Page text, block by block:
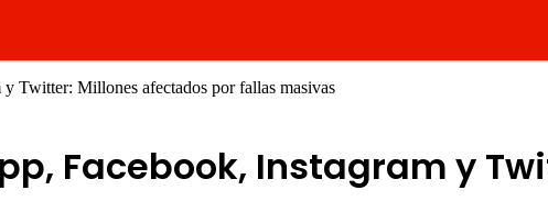
Twitter: Millones afectados por fallas masivas
Facebook, Instagram y